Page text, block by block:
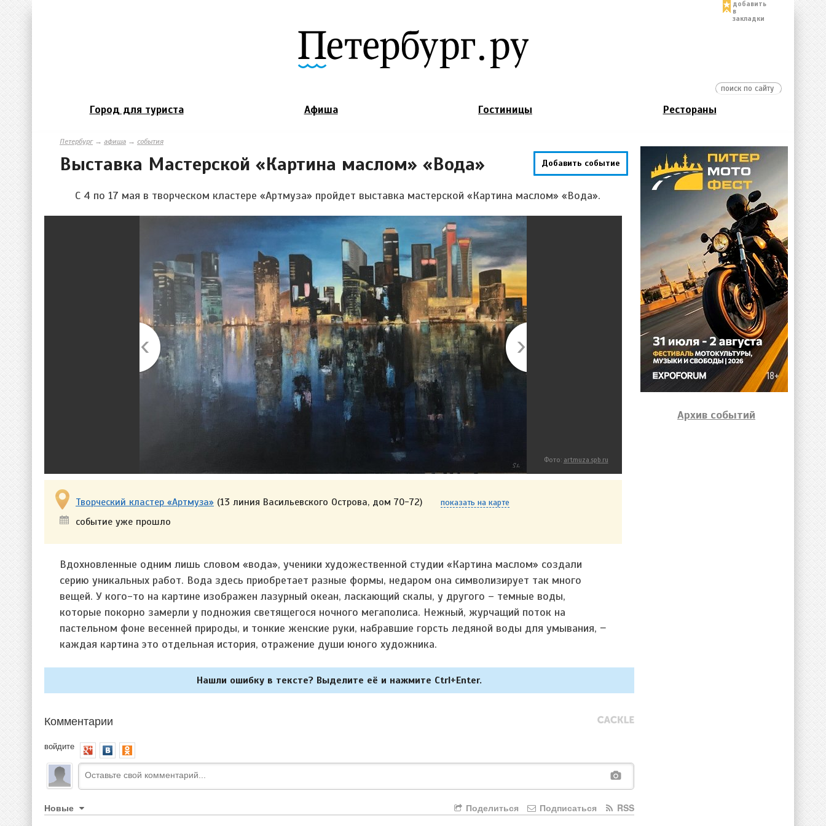
добавить
в
закладки
Город для туриста Афиша Гостиницы Рестораны
Петербург→ афиша → события
Добавить событие
Выставка Мастерской «Картина маслом» «Вода»
С 4 по 17 мая в творческом кластере «Артмуза» пройдет выставка мастерской «Картина маслом» «Вода».
Фото: artmuza.spb.ru
Творческий кластер «Артмуза» (13 линия Васильевского Острова, дом 70-72) показать на карте
событие уже прошло
Вдохновленные одним лишь словом «вода», ученики художественной студии «Картина маслом» создали
серию уникальных работ. Вода здесь приобретает разные формы, недаром она символизирует так много
вещей. У кого-то на картине изображен лазурный океан, ласкающий скалы, у другого – темные воды,
которые покорно замерли у подножия светящегося ночного мегаполиса. Нежный, журчащий поток на
пастельном фоне весенней природы, и тонкие женские руки, набравшие горсть ледяной воды для умывания, −
каждая картина это отдельная история, отражение души юного художника.
Нашли ошибку в тексте? Выделите её и нажмите Ctrl+Enter.
Комментарии
войдите
Новые RSS
Подписаться
Поделиться
Архив событий